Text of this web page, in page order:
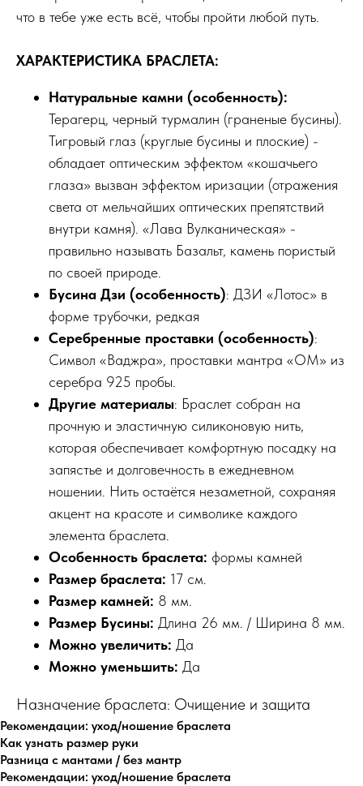
что в тебе уже есть всё, чтобы пройти любой путь.
ХАРАКТЕРИСТИКА БРАСЛЕТА:
Натуральные камни (особенность):
Терагерц, черный турмалин (граненые бусины).
Тигровый глаз (круглые бусины и плоские) -
обладает оптическим эффектом «кошачьего
глаза» вызван эффектом иризации (отражения
света от мельчайших оптических препятствий
внутри камня). «Лава Вулканическая» -
правильно называть Базальт, камень пористый
по своей природе.
Бусина Дзи (особенность): ДЗИ «Лотос» в
форме трубочки, редкая
Серебренные проставки (особенность):
Символ «Ваджра», проставки мантра «ОМ» из
серебра 925 пробы.
Другие материалы: Браслет собран на
прочную и эластичную силиконовую нить,
которая обеспечивает комфортную посадку на
запястье и долговечность в ежедневном
ношении. Нить остаётся незаметной, сохраняя
акцент на красоте и символике каждого
элемента браслета.
Особенность браслета: формы камней
Размер браслета: 17 см.
Размер камней: 8 мм.
Размер Бусины: Длина 26 мм. / Ширина 8 мм.
Можно увеличить: Да
Можно уменьшить: Да
Назначение браслета: Очищение и защита
Рекомендации: уход/ношение браслета
Как узнать размер руки
Разница с мантами / без мантр
Рекомендации: уход/ношение браслета